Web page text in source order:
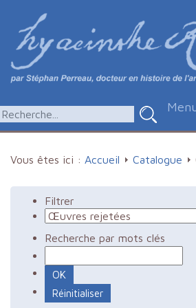
Vous êtes ici : Accueil Catalogue
Filtrer
Recherche par mots clés